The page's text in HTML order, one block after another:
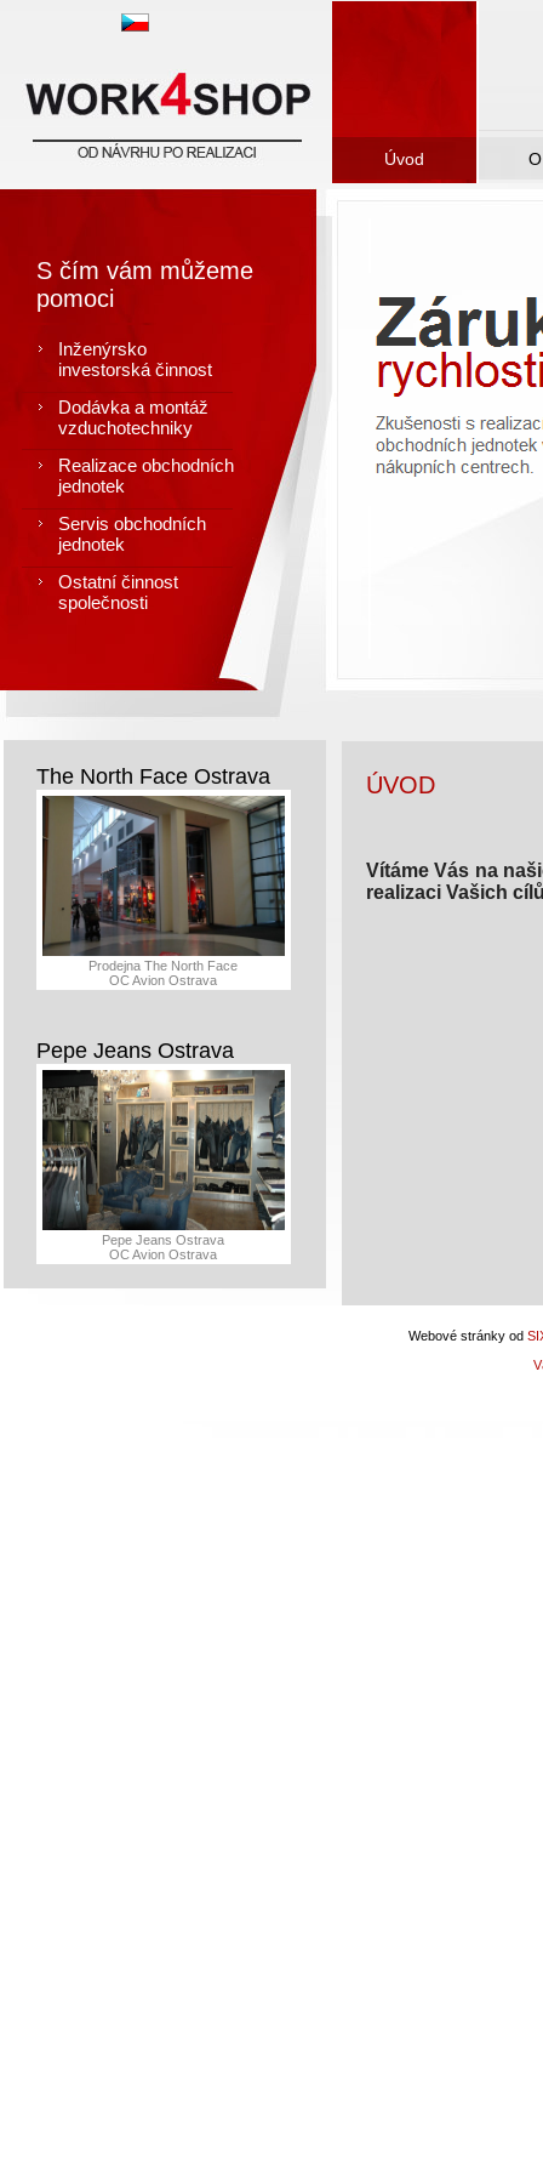
Úvod
S čím vám můžeme
pomoci
Inženýrsko
investorská činnost
Dodávka a montáž
vzduchotechniky
Realizace obchodních
jednotek
Servis obchodních
jednotek
Ostatní činnost
společnosti
The North Face Ostrava
Prodejna The North Face
OC Avion Ostrava
Pepe Jeans Ostrava
Pepe Jeans Ostrava
OC Avion Ostrava
ÚVOD
Vítáme Vás na
realizaci Vašich
Webové stránky od